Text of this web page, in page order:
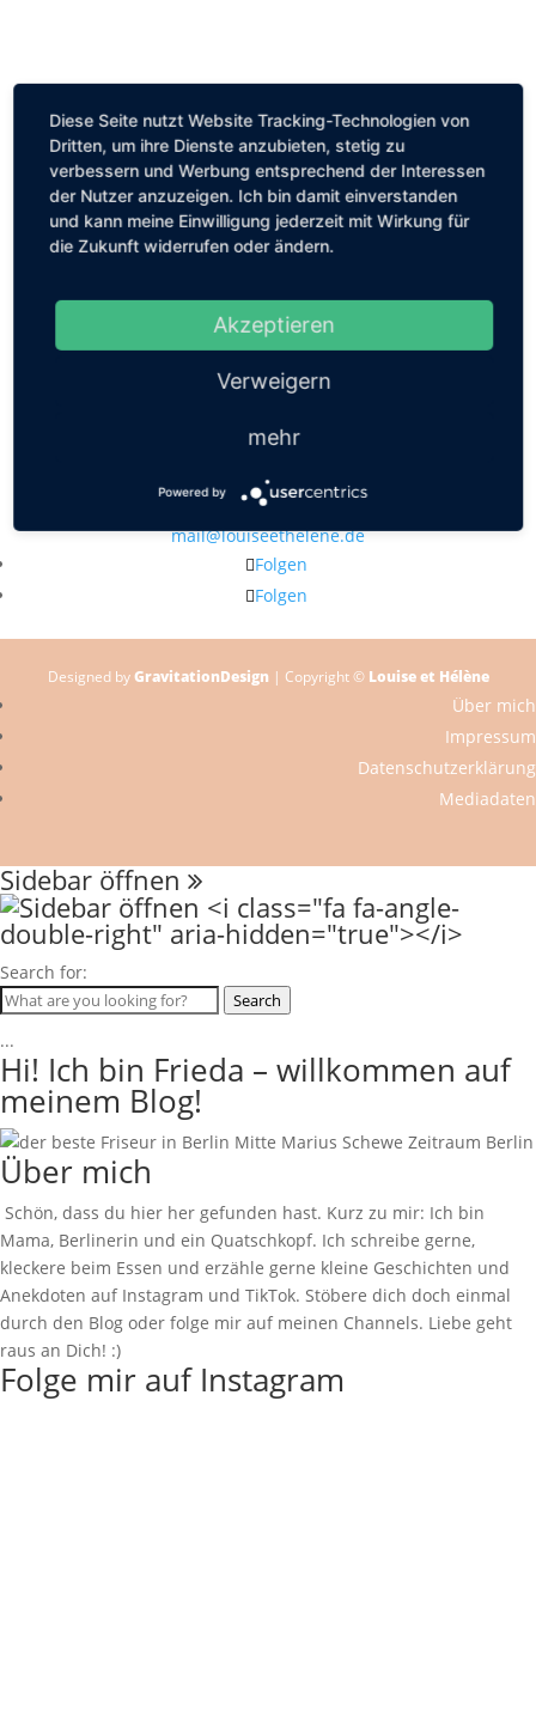
Kastanienallee 56, 10119 Berlin
mail@louiseethelene.de
Folgen
Folgen
Designed byGravitationDesign | Copyright © Louise et Hélène
Über mich
Impressum
Datenschutzerklärung
Mediadaten
Sidebar öffnen
Search for:
Search
...
Hi! Ich bin Frieda – willkommen auf
meinem Blog!
Über mich
Schön, dass du hier her gefunden hast. Kurz zu mir: Ich bin
Mama, Berlinerin und ein Quatschkopf. Ich schreibe gerne,
kleckere beim Essen und erzähle gerne kleine Geschichten und
Anekdoten auf Instagram und TikTok. Stöbere dich doch einmal
durch den Blog oder folge mir auf meinen Channels. Liebe geht
raus an Dich! :)
Folge mir auf Instagram
Diese Seite nutzt Website Tracking-Technologien von
Dritten, um ihre Dienste anzubieten, stetig zu
verbessern und Werbung entsprechend der Interessen
der Nutzer anzuzeigen. Ich bin damit einverstanden
und kann meine Einwilligung jederzeit mit Wirkung für
die Zukunft widerrufen oder ändern.
Akzeptieren
Verweigern
mehr
Powered by